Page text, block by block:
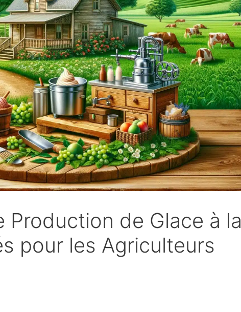
Production de Glace à la
pour les Agriculteurs